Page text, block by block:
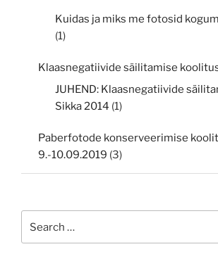
Kuidas ja miks me fotosid
(1)
Klaasnegatiivide säilitamise
JUHEND: Klaasnegatiivide
Sikka 2014 (1)
Paberfotode konserveerimise
9.-10.09.2019 (3)